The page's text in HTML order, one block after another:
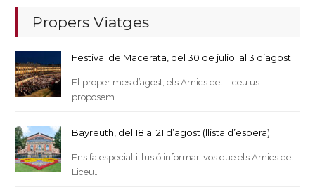
Propers Viatges
Festival de Macerata, del 30 de juliol al 3 d’agost
El proper mes d’agost, els Amics del Liceu us
proposem…
Bayreuth, del 18 al 21 d’agost (llista d’espera)
Ens fa especial il·lusió informar-vos que els Amics del
Liceu…